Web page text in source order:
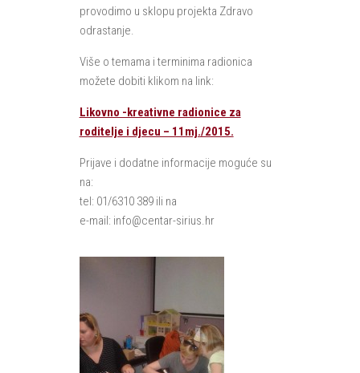
provodimo u sklopu projekta Zdravo
odrastanje.
Više o temama i terminima radionica
možete dobiti klikom na link:
Likovno -kreativne radionice za
roditelje i djecu – 11mj./2015.
Prijave i dodatne informacije moguće su
na:
tel: 01/6310 389 ili na
e-mail: info@centar-sirius.hr